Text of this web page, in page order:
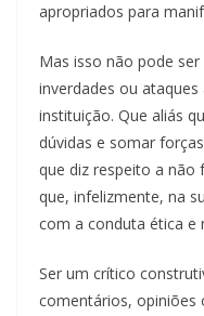
apropriados para
Mas isso não pode
inverdades ou
instituição. Que aliás
dúvidas e somar
que diz respeito a não
que, infelizmente, na
com a conduta ética e
Ser um crítico
comentários, opiniões